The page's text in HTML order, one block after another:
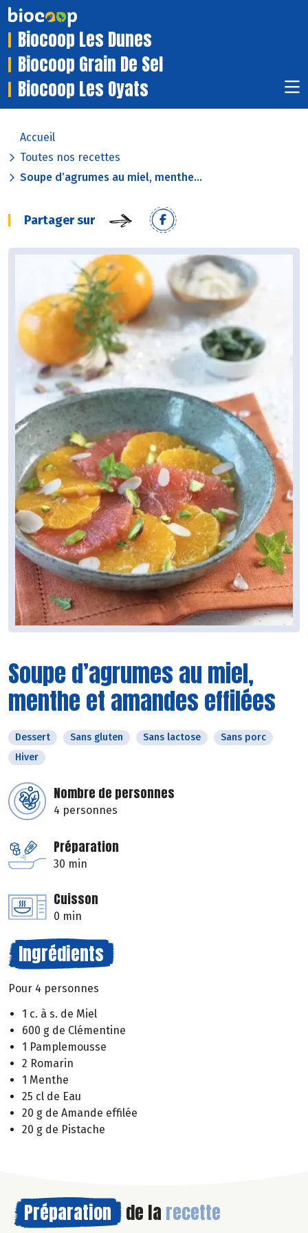
Biocoop Les Dunes
Biocoop Grain De Sel
Biocoop Les Oyats
Accueil
Toutes nos recettes
Soupe d’agrumes au miel, menthe...
Partager sur
Soupe d’agrumes au miel,
menthe et amandes effilées
Dessert Sans gluten Sans lactose
Sans porc
Hiver
Nombre de personnes
4 personnes
Préparation
30 min
Cuisson
0 min
Ingrédients
Pour 4 personnes
1 c. à s. de Miel
600 g de Clémentine
1 Pamplemousse
2 Romarin
1 Menthe
25 cl de Eau
20 g de Amande effilée
20 g de Pistache
Préparation de la recette